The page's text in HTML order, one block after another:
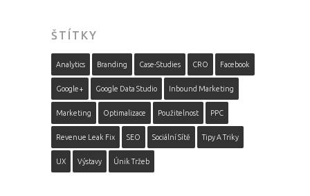
ŠTÍTKY
Analytics Branding Case-Studies CRO Facebook
Google+ Google Data Studio Inbound Marketing
Marketing Optimalizace Použitelnost PPC
Revenue Leak Fix SEO Sociální Sítě Tipy A Triky
UX Výstavy Únik Tržeb